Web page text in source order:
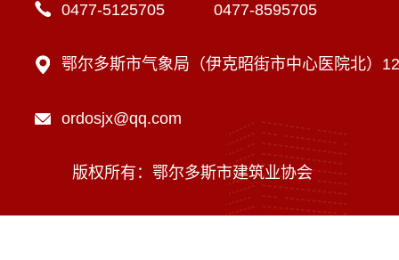
0477-5125705 0477-8595705
鄂尔多斯市气象局（伊克昭街市中心医院北）
ordosjx@qq.com
版权所有：鄂尔多斯市建筑业协会